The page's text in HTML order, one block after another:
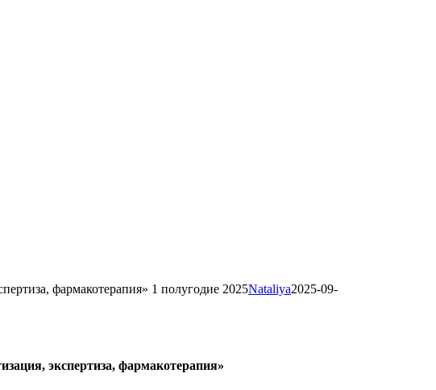
фармакотерапия» 1 полугодие 2025Nataliya2025-09-
экспертиза, фармакотерапия»